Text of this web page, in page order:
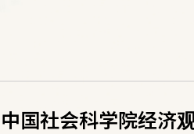
中国社会科学院经济